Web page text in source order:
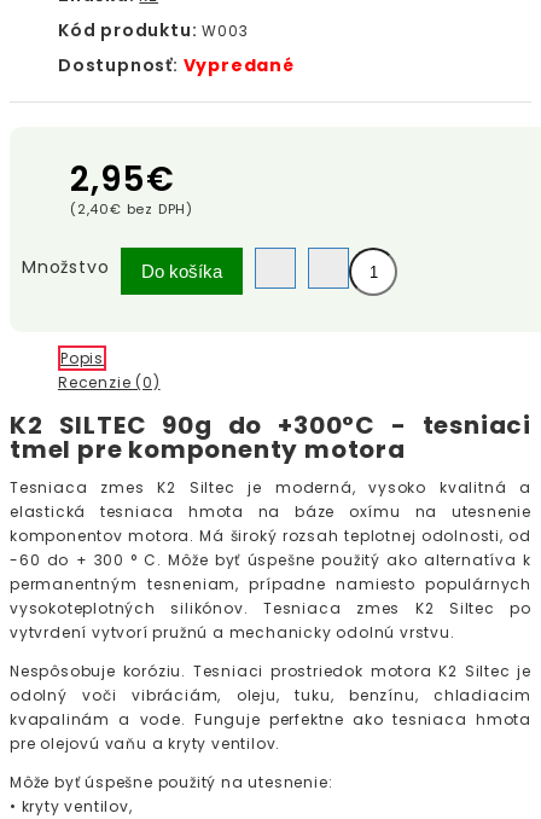
Kód produktu: W003
Dostupnosť: Vypredané
2,95€
(2,40€ bez DPH)
Množstvo Do košíka
Popis
Recenzie (0)
K2 SILTEC 90g do +300°C - tesniaci
tmel pre komponenty motora
Tesniaca zmes K2 Siltec je moderná, vysoko kvalitná a
elastická tesniaca hmota na báze oxímu na utesnenie
komponentov motora. Má široký rozsah teplotnej odolnosti, od
-60 do + 300 ° C. Môže byť úspešne použitý ako alternatíva k
permanentným tesneniam, prípadne namiesto populárnych
vysokoteplotných silikónov. Tesniaca zmes K2 Siltec po
vytvrdení vytvorí pružnú a mechanicky odolnú vrstvu.
Nespôsobuje koróziu. Tesniaci prostriedok motora K2 Siltec je
odolný voči vibráciám, oleju, tuku, benzínu, chladiacim
kvapalinám a vode. Funguje perfektne ako tesniaca hmota
pre olejovú vaňu a kryty ventilov.
Môže byť úspešne použitý na utesnenie:
• kryty ventilov,